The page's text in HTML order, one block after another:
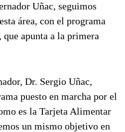
Uñac, seguimos
área, con el programa
apunta a la primera
Dr. Sergio Uñac,
puesto en marcha por el
es la Tarjeta Alimentar
un mismo objetivo en